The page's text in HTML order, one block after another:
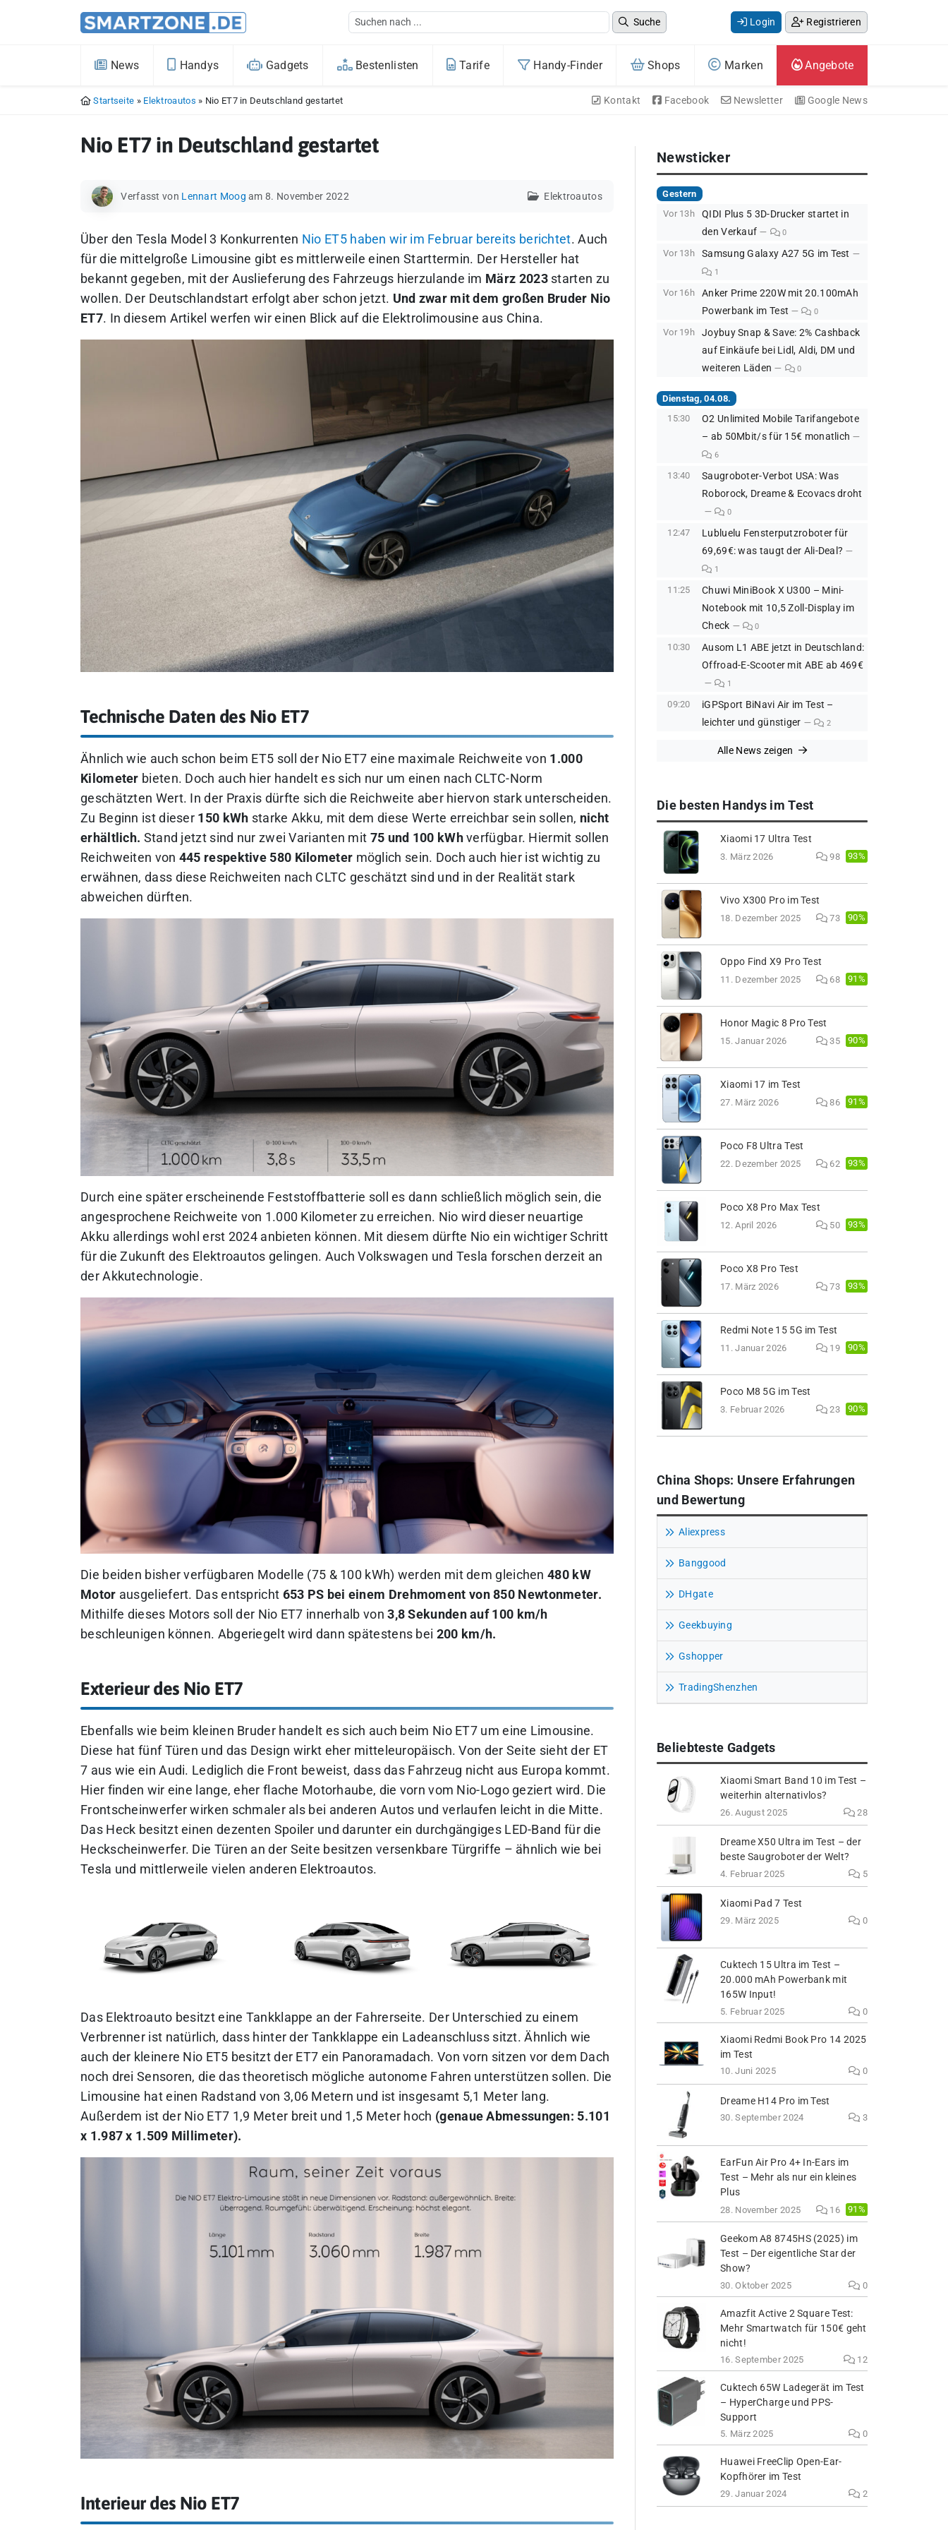
Suche Login Registrieren
News Handys Gadgets Bestenlisten Tarife Handy-Finder Shops Marken Angebote
Startseite » Elektroautos » Nio ET7 in Deutschland gestartet Kontakt Facebook Newsletter Google News
Nio ET7 in Deutschland gestartet
Verfasst von Lennart Moog am 8. November 2022 Elektroautos
Über den Tesla Model 3 Konkurrenten Nio ET5 haben wir im Februar bereits berichtet. Auch
für die mittelgroße Limousine gibt es mittlerweile einen Starttermin. Der Hersteller hat
bekannt gegeben, mit der Auslieferung des Fahrzeugs hierzulande im März 2023starten zu
wollen. Der Deutschlandstart erfolgt aber schon jetzt. Und zwar mit dem großen Bruder Nio
ET7. In diesem Artikel werfen wir einen Blick auf die Elektrolimousine aus China.
Technische Daten des Nio ET7
Ähnlich wie auch schon beim ET5 soll der Nio ET7 eine maximale Reichweite von 1.000
Kilometer bieten. Doch auch hier handelt es sich nur um einen nach CLTC-Norm
geschätzten Wert. In der Praxis dürfte sich die Reichweite aber hiervon stark unterscheiden.
Zu Beginn ist dieser 150 kWh starke Akku, mit dem diese Werte erreichbar sein sollen, nicht
erhältlich. Stand jetzt sind nur zwei Varianten mit 75 und 100 kWhverfügbar. Hiermit sollen
Reichweiten von 445 respektive 580 Kilometer möglich sein. Doch auch hier ist wichtig zu
erwähnen, dass diese Reichweiten nach CLTC geschätzt sind und in der Realität stark
abweichen dürften.
Durch eine später erscheinende Feststoffbatterie soll es dann schließlich möglich sein, die
angesprochene Reichweite von 1.000 Kilometer zu erreichen. Nio wird dieser neuartige
Akku allerdings wohl erst 2024 anbieten können. Mit diesem dürfte Nio ein wichtiger Schritt
für die Zukunft des Elektroautos gelingen. Auch Volkswagen und Tesla forschen derzeit an
der Akkutechnologie.
Die beiden bisher verfügbaren Modelle (75 & 100 kWh) werden mit dem gleichen 480 kW
Motor ausgeliefert. Das entspricht 653 PS bei einem Drehmoment von 850 Newtonmeter.
Mithilfe dieses Motors soll der Nio ET7 innerhalb von3,8 Sekunden auf 100 km/h
beschleunigen können. Abgeriegelt wird dann spätestens bei 200 km/h.
Exterieur des Nio ET7
Ebenfalls wie beim kleinen Bruder handelt es sich auch beim Nio ET7 um eine Limousine.
Diese hat fünf Türen und das Design wirkt eher mitteleuropäisch. Von der Seite sieht der ET
7 aus wie ein Audi. Lediglich die Front beweist, dass das Fahrzeug nicht aus Europa kommt.
Hier finden wir eine lange, eher flache Motorhaube, die vorn vom Nio-Logo geziert wird. Die
Frontscheinwerfer wirken schmaler als bei anderen Autos und verlaufen leicht in die Mitte.
Das Heck besitzt einen dezenten Spoiler und darunter ein durchgängiges LED-Band für die
Heckscheinwerfer. Die Türen an der Seite besitzen versenkbare Türgriffe – ähnlich wie bei
Tesla und mittlerweile vielen anderen Elektroautos.
Das Elektroauto besitzt eine Tankklappe an der Fahrerseite. Der Unterschied zu einem
Verbrenner ist natürlich, dass hinter der Tankklappe ein Ladeanschluss sitzt. Ähnlich wie
auch der kleinere Nio ET5 besitzt der ET7 ein Panoramadach. Von vorn sitzen vor dem Dach
noch drei Sensoren, die das theoretisch mögliche autonome Fahren unterstützen sollen. Die
Limousine hat einen Radstand von 3,06 Metern und ist insgesamt 5,1 Meter lang.
Außerdem ist der Nio ET7 1,9 Meter breit und 1,5 Meter hoch (genaue Abmessungen: 5.101
x 1.987 x 1.509 Millimeter).
Interieur des Nio ET7
Newsticker
Gestern
Vor 13h
QIDI Plus 5 3D-Drucker startet in
den Verkauf
0
Vor 13h Samsung Galaxy A27 5G im Test
1
Vor 16h
Anker Prime 220W mit 20.100mAh
Powerbank im Test
0
Vor 19h
Joybuy Snap & Save: 2% Cashback
auf Einkäufe bei Lidl, Aldi, DM und
weiteren Läden
0
Dienstag, 04.08.
15:30
O2 Unlimited Mobile Tarifangebote
– ab 50Mbit/s für 15€ monatlich
6
13:40
Saugroboter-Verbot USA: Was
Roborock, Dreame & Ecovacs droht
0
12:47
Lubluelu Fensterputzroboter für
69,69€: was taugt der Ali-Deal?
1
11:25
Chuwi MiniBook X U300 – Mini-
Notebook mit 10,5 Zoll-Display im
Check
0
10:30
Ausom L1 ABE jetzt in Deutschland:
Offroad-E-Scooter mit ABE ab 469€
1
09:20
iGPSport BiNavi Air im Test –
leichter und günstiger
2
Alle News zeigen
Die besten Handys im Test
Xiaomi 17 Ultra Test
3. März 2026 98 93%
Vivo X300 Pro im Test
18. Dezember 2025 73 90%
Oppo Find X9 Pro Test
11. Dezember 2025 68 91%
Honor Magic 8 Pro Test
15. Januar 2026 35 90%
Xiaomi 17 im Test
27. März 2026 86 91%
Poco F8 Ultra Test
22. Dezember 2025 62 93%
Poco X8 Pro Max Test
12. April 2026 50 93%
Poco X8 Pro Test
17. März 2026 73 93%
Redmi Note 15 5G im Test
11. Januar 2026 19 90%
Poco M8 5G im Test
3. Februar 2026 23 90%
China Shops: Unsere Erfahrungen
und Bewertung
Aliexpress
Banggood
DHgate
Geekbuying
Gshopper
TradingShenzhen
Beliebteste Gadgets
Xiaomi Smart Band 10 im Test –
weiterhin alternativlos?
26. August 2025 28
Dreame X50 Ultra im Test – der
beste Saugroboter der Welt?
4. Februar 2025 5
Xiaomi Pad 7 Test
29. März 2025 0
Cuktech 15 Ultra im Test –
20.000 mAh Powerbank mit
165W Input!
5. Februar 2025 0
Xiaomi Redmi Book Pro 14 2025
im Test
10. Juni 2025 0
Dreame H14 Pro im Test
30. September 2024 3
EarFun Air Pro 4+ In-Ears im
Test – Mehr als nur ein kleines
Plus
28. November 2025 16 91%
Geekom A8 8745HS (2025) im
Test – Der eigentliche Star der
Show?
30. Oktober 2025 0
Amazfit Active 2 Square Test:
Mehr Smartwatch für 150€ geht
nicht!
16. September 2025 12
Cuktech 65W Ladegerät im Test
– HyperCharge und PPS-
Support
5. März 2025 0
Huawei FreeClip Open-Ear-
Kopfhörer im Test
29. Januar 2024 2